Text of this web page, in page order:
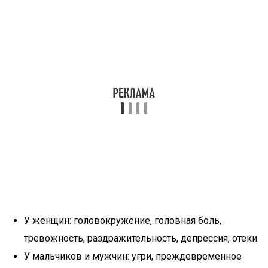
У женщин: головокружение, головная боль,
тревожность, раздражительность, депрессия, отеки.
У мальчиков и мужчин: угри, преждевременное